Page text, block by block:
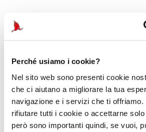
Perché usiamo i cookie?
Nel sito web sono presenti cookie
che ci aiutano a migliorare la tua
navigazione e i servizi che ti offriamo.
rifiutare tutti i cookie o accettarne
però sono importanti quindi, se vuoi,